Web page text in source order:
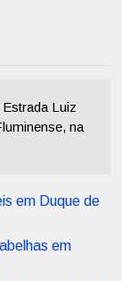
Luiz
na
em Duque de
em